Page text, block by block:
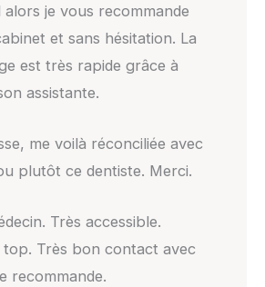
je vous recommande
et sans hésitation. La
est très rapide grâce à
assistante.
me voilà réconciliée avec
plutôt ce dentiste. Merci.
Très accessible.
top. Très bon contact avec
recommande.